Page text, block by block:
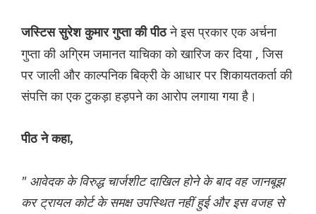
जस्टिस सुरेश कुमार गुप्ता की पीठने इस प्रकार एक अर्चना
गुप्ता की अग्रिम जमानत याचिका को खारिज कर दिया , जिस
पर जाली और काल्पनिक बिक्री के आधार पर शिकायतकर्ता की
संपत्ति का एक टुकड़ा हड़पने का आरोप लगाया गया है।
पीठ ने कहा,
" आवेदक के विरुद्ध चार्जशीट दाखिल होने के बाद वह जानबूझ
कर ट्रायल कोर्ट के समक्ष उपस्थित नहीं हुई और इस वजह से